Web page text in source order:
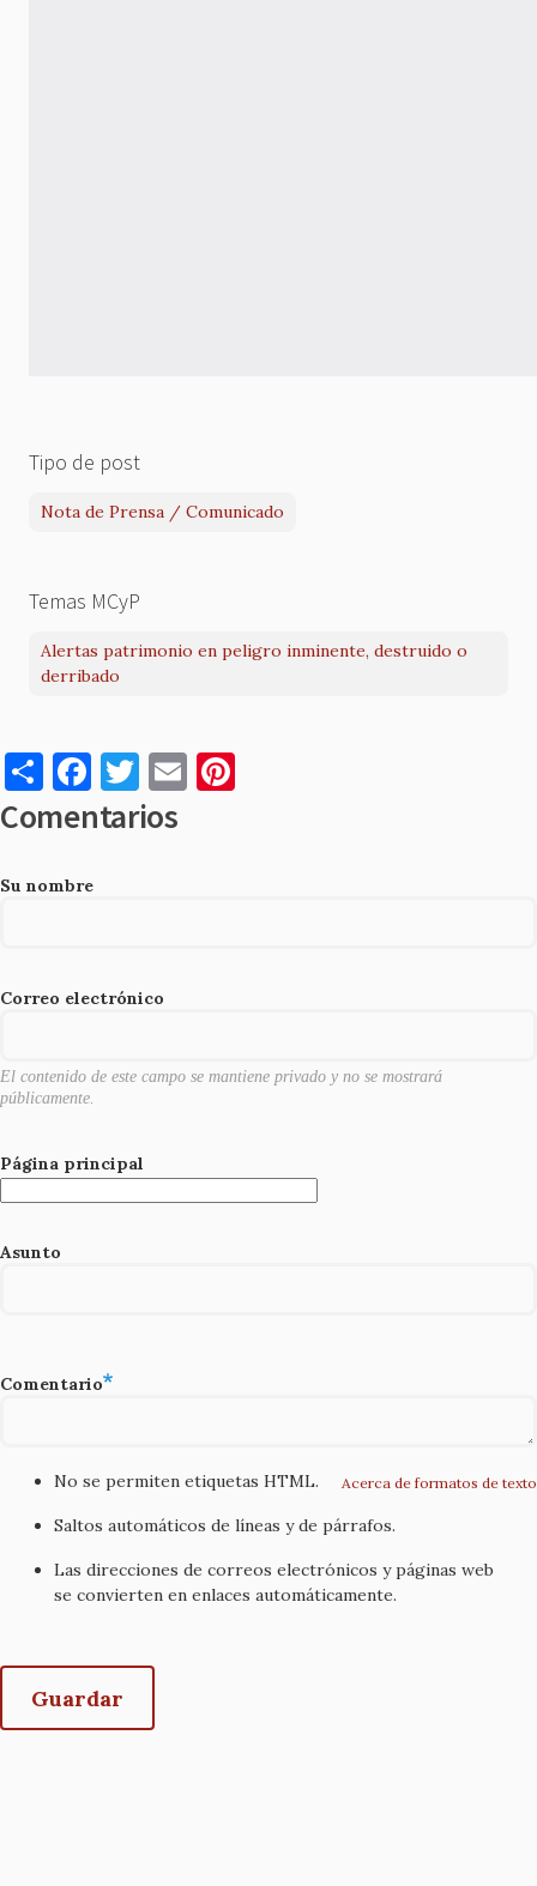
Tipo de post
Nota de Prensa / Comunicado
Temas MCyP
Alertas patrimonio en peligro inminente, destruido o
derribado
S
h
ar
e
F
a
c
e
o
T
w
it
E
m
Comentarios
Su nombre
Correo electrónico
El contenido de este campo se mantiene privado y no se mostrará
públicamente.
Página principal
Asunto
Comentario
Acerca de formatos de texto
No se permiten etiquetas HTML.
Saltos automáticos de líneas y de párrafos.
Las direcciones de correos electrónicos y páginas web
se convierten en enlaces automáticamente.